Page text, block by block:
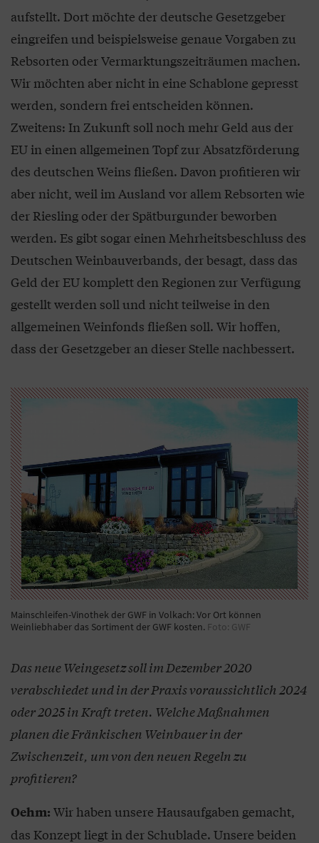
aufstellt. Dort möchte der deutsche Gesetzgeber
eingreifen und beispielsweise genaue Vorgaben zu
Rebsorten oder Vermarktungszeiträumen machen.
Wir möchten aber nicht in eine Schablone gepresst
werden, sondern frei entscheiden können.
Zweitens: In Zukunft soll noch mehr Geld aus der
EU in einen allgemeinen Topf zur Absatzförderung
des deutschen Weins fließen. Davon profitieren wir
aber nicht, weil im Ausland vor allem Rebsorten wie
der Riesling oder der Spätburgunder beworben
werden. Es gibt sogar einen Mehrheitsbeschluss des
Deutschen Weinbauverbands, der besagt, dass das
Geld der EU komplett den Regionen zur Verfügung
gestellt werden soll und nicht teilweise in den
allgemeinen Weinfonds fließen soll. Wir hoffen,
dass der Gesetzgeber an dieser Stelle nachbessert.
Mainschleifen-Vinothek der GWF in Volkach: Vor Ort können
Weinliebhaber das Sortiment der GWF kosten. Foto: GWF
Das neue Weingesetz soll im Dezember 2020
verabschiedet und in der Praxis voraussichtlich 2024
oder 2025 in Kraft treten. Welche Maßnahmen
planen die Fränkischen Weinbauer in der
Zwischenzeit, um von den neuen Regeln zu
profitieren?
Oehm: Wir haben unsere Hausaufgaben gemacht,
das Konzept liegt in der Schublade. Unsere beiden